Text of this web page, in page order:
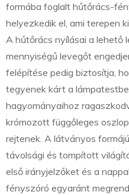
formába foglalt hűtőrács-
helyezkedik el, ami terepen
A hűtőrács nyílásai a lehető
mennyiségű levegőt
felépítése pedig biztosítja,
tegyenek kárt a
hagyományaihoz
krómozott függőleges
rejtenek. A látványos
távolsági és tompított
első irányjelzőket és a
fényszóró egyaránt